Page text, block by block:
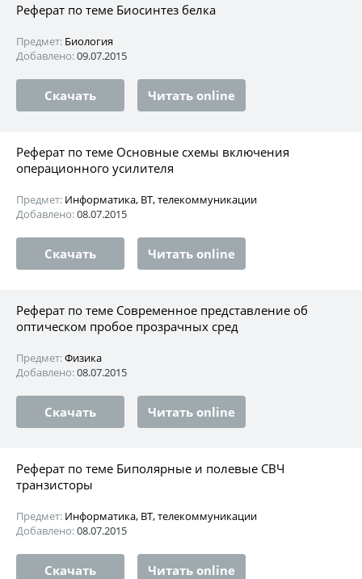
Реферат по теме Биосинтез белка
Предмет: Биология
Добавлено:09.07.2015
Скачать Читать online
Реферат по теме Основные схемы включения
операционного усилителя
Предмет: Информатика, ВТ, телекоммуникации
Добавлено:08.07.2015
Скачать Читать online
Реферат по теме Современное представление об
оптическом пробое прозрачных сред
Предмет:Физика
Добавлено:08.07.2015
Скачать Читать online
Реферат по теме Биполярные и полевые СВЧ
транзисторы
Предмет: Информатика, ВТ, телекоммуникации
Добавлено:08.07.2015
Скачать Читать online